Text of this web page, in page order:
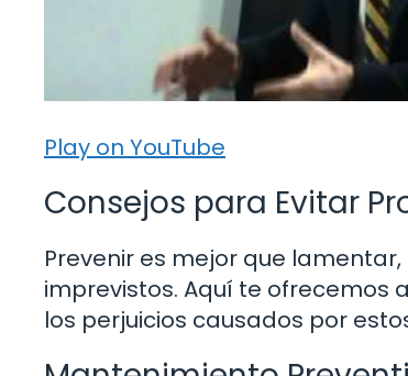
Play on YouTube
Consejos para Evitar
Prevenir es mejor que
imprevistos. Aquí te ofrecemos
los perjuicios causados por